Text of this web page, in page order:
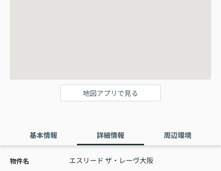
地図アプリで見る
基本情報 詳細情報 周辺環境
物件名 エスリード ザ・レーヴ大阪